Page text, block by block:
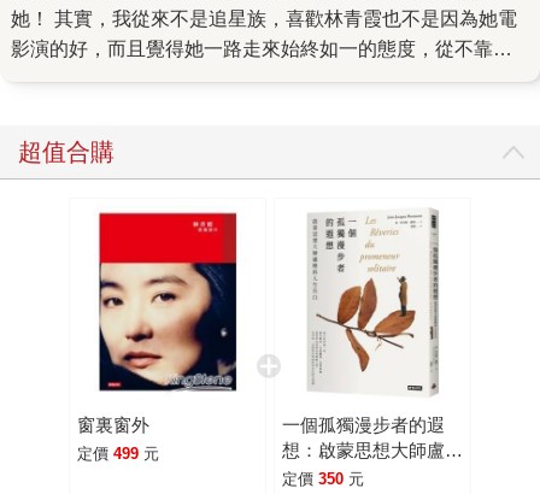
她！ 其實，我從來不是追星族，喜歡林青霞也不是因為她電
影演的好，而且覺得她一路走來始終如一的態度，從不靠炒
父紀念館散步，隱約聽到一旁的老人家們在談論林青霞，她
心裡就想「去讓老人家高興一下吧！」於是她走過去對大家
「呵～妳就是林青霞啊！」大家很高興看到她本人，都笑開
了，而她父親也很高興的大笑（我想是因為頗以女兒為榮
吧）。 此外，她曾為了逗年邁老父高興，寫過一首歌「只要
老爺笑一笑」，請好友劉家昌幫忙修詞作曲，主唱者就是現
在當紅的劉子千。「只要老爺你笑一笑，老爺老爺您好，我
到台灣來看你，只要老爺你笑一笑……」林老爺每次聽這首
這就是貼心的林青霞，「我喜歡讓老人家高興。」她說。 而
她說著和龍應台的往事時，也讓我覺得有趣，看到她對朋友
超值合購
窗裏窗外
定價 499 元
一個孤獨漫步者的遐
想：啟蒙思想大師盧梭
的人生告白
定價 350 元